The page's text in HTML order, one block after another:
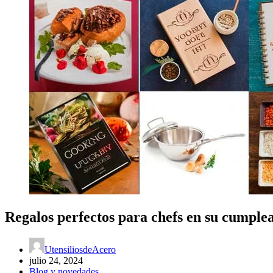
Regalos perfectos para chefs en su
UtensiliosdeAcero
julio 24, 2024